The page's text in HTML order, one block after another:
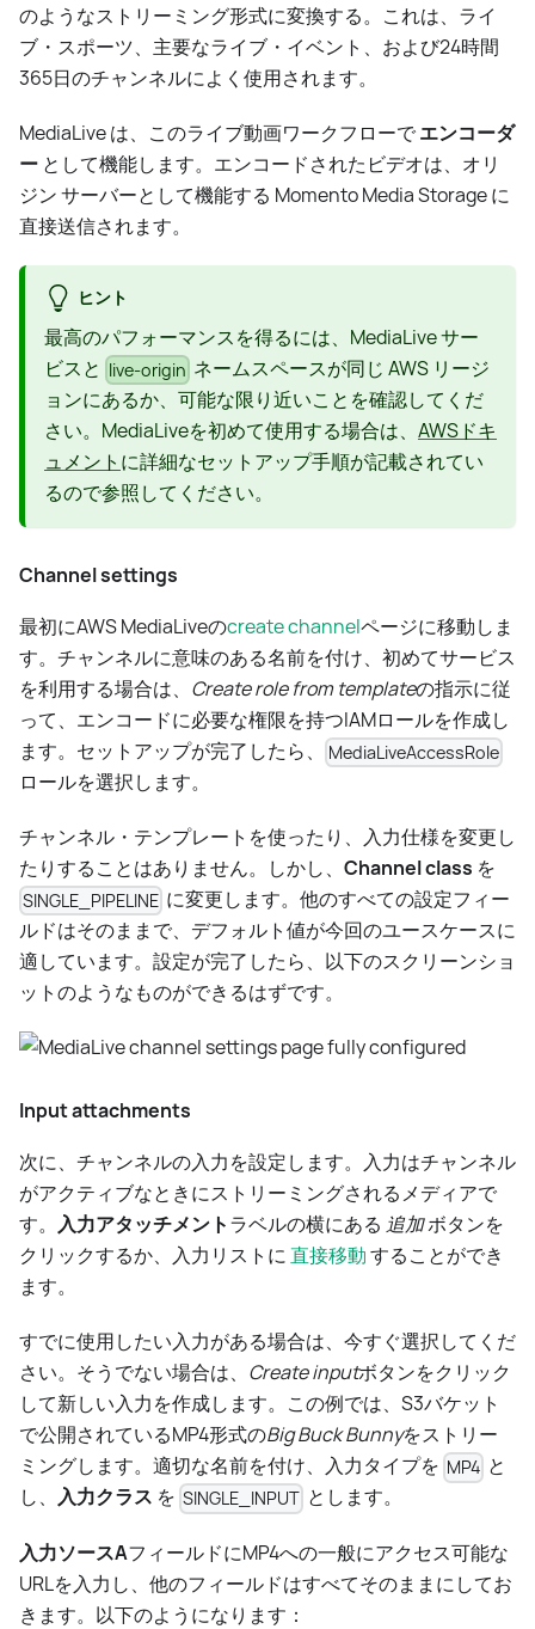
のようなストリーミング形式に変換する。これは、ライ
ブ・スポーツ、主要なライブ・イベント、および24時間
365日のチャンネルによく使用されます。
MediaLive は、このライブ動画ワークフローでエンコーダ
ー として機能します。エンコードされたビデオは、オリ
ジン サーバーとして機能する Momento Media Storage に
直接送信されます。
ヒント
最高のパフォーマンスを得るには、MediaLive サー
ビスと live-origin ネームスペースが同じ AWS リージ
ョンにあるか、可能な限り近いことを確認してくだ
さい。MediaLiveを初めて使用する場合は、 AWSドキ
ュメント に詳細なセットアップ手順が記載されてい
るので参照してください。
Channel settings
最初にAWS MediaLiveのcreate channelページに移動しま
す。チャンネルに意味のある名前を付け、初めてサービス
を利用する場合は、 Create role from templateの指示に従
って、エンコードに必要な権限を持つIAMロールを作成し
ます。セットアップが完了したら、
MediaLiveAccessRole
ロールを選択します。
チャンネル・テンプレートを使ったり、入力仕様を変更し
たりすることはありません。しかし、 Channel class を
SINGLE_PIPELINE に変更します。他のすべての設定フィー
ルドはそのままで、デフォルト値が今回のユースケースに
適しています。設定が完了したら、以下のスクリーンショ
ットのようなものができるはずです。
Input attachments
次に、チャンネルの入力を設定します。入力はチャンネル
がアクティブなときにストリーミングされるメディアで
す。 入力アタッチメントラベルの横にある 追加ボタンを
クリックするか、入力リストに直接移動することができ
ます。
すでに使用したい入力がある場合は、今すぐ選択してくだ
さい。そうでない場合は、 Create inputボタンをクリック
して新しい入力を作成します。この例では、S3バケット
で公開されているMP4形式のBig Buck Bunnyをストリー
ミングします。適切な名前を付け、入力タイプを MP4 と
し、 入力クラス を SINGLE_INPUT とします。
入力ソースAフィールドにMP4への一般にアクセス可能な
URLを入力し、他のフィールドはすべてそのままにしてお
きます。以下のようになります：